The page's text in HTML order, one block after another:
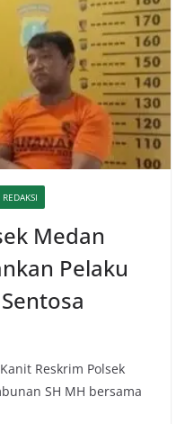
REDAKSI
Medan
Pelaku
Reskrim Polsek
SH MH bersama